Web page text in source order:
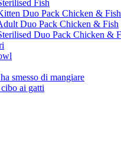
Fish
Duo Pack Chicken & Fish
Duo Pack Chicken & Fish
Duo Pack Chicken &
smesso di mangiare
ai gatti